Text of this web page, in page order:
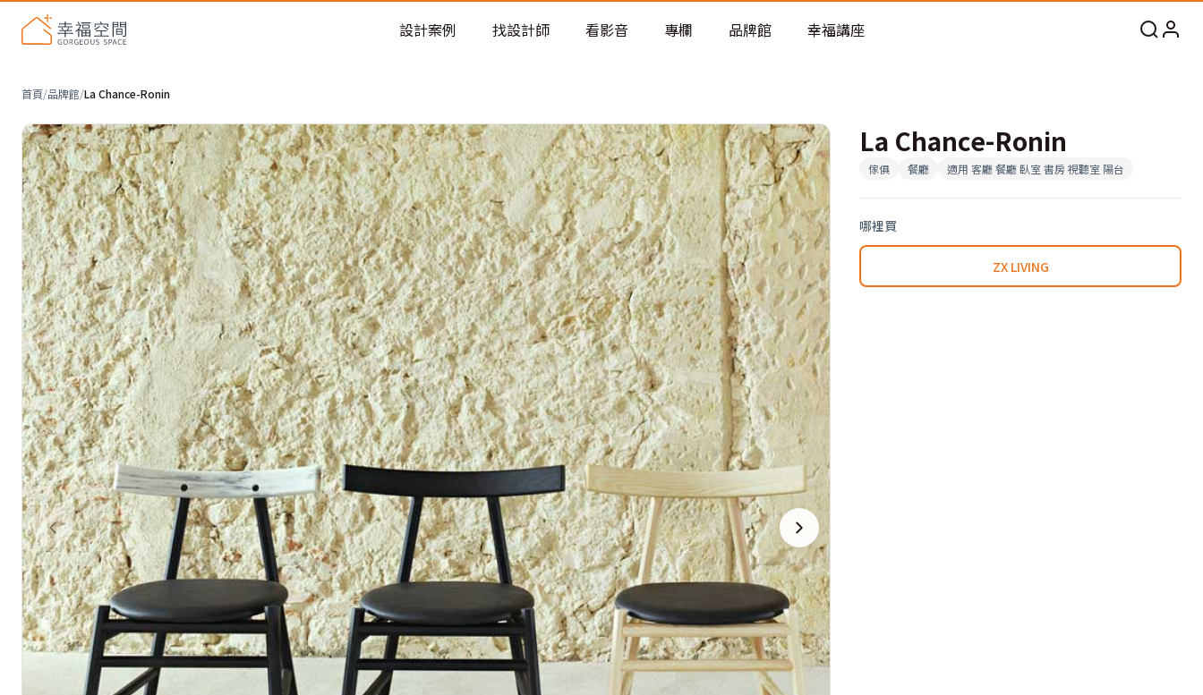
老屋預算分配與高 CP 值煥新術
設計案例 找設計師 看影音 專欄 品牌館 幸福講座
首頁/品牌館/La Chance-Ronin
La Chance-Ronin
傢俱 餐廳 適用 客廳 餐廳 臥室 書房 視聽室 陽台
哪裡買
ZX LIVING